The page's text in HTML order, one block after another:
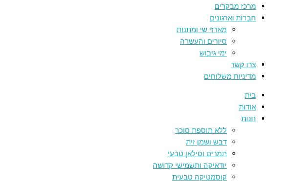
מרכז מבקרים
חברות וארגונים
מארזי שי ומתנות
סיורים והעשרה
ימי גיבוש
צרו קשר
מדיניות משלוחים
בית
אודות
חנות
ללא תוספת סוכר
דבש ושמן זית
תמרים וסילאן טבעי
יודאיקה ותשמישי קדושה
קוסמטיקה טבעית